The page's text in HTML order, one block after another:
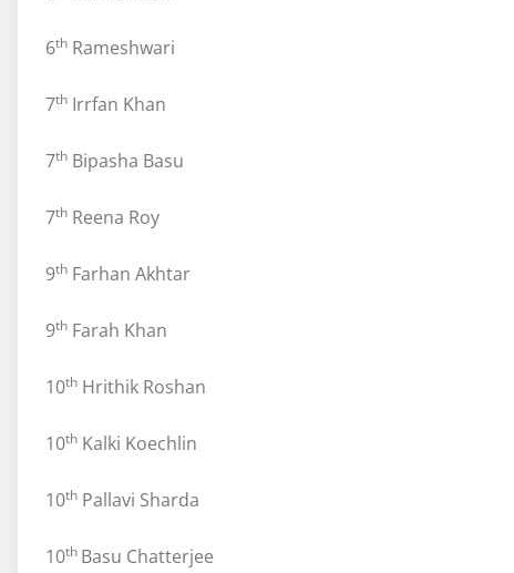
6th Rameshwari
7th Irrfan Khan
7th Bipasha Basu
7th Reena Roy
9th Farhan Akhtar
9th Farah Khan
10th Hrithik Roshan
10th Kalki Koechlin
10th Pallavi Sharda
10th Basu Chatterjee